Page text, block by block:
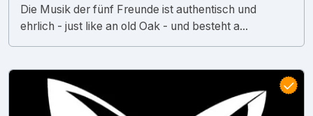
Die Musik der fünf Freunde ist authentisch und
ehrlich - just like an old Oak - und besteht a...